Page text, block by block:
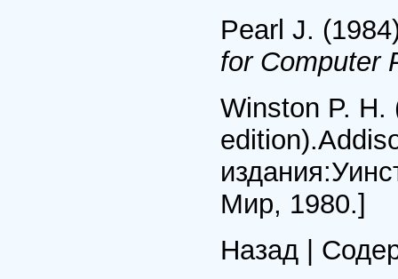
Pearl J.
for Computer
Winston P.
Мир, 1980.]
Назад |